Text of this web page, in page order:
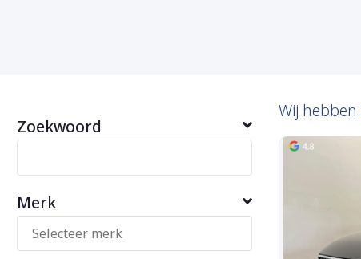
Zoekwoord
Merk
Wij hebben